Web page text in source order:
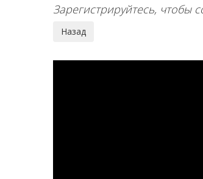
Зарегистрируйтесь, чтобы